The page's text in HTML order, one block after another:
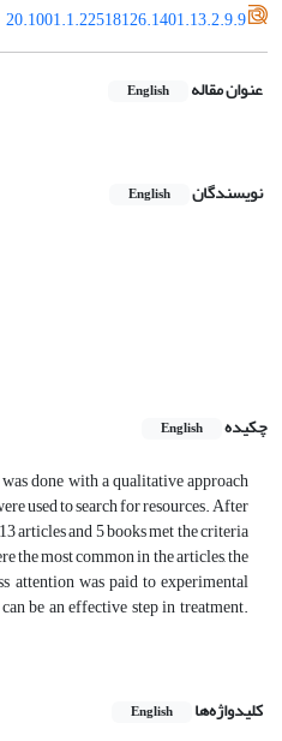
20.1001.1.22518126.1401.13.2.9.9
عنوان مقاله English
نویسندگان English
چکیده
English
done with a qualitative approach
used to search for resources. After
articles and 5 books met the criteria
the most common in the articles, the
attention was paid to experimental
be an effective step in treatment.
کلیدواژه‌ها English